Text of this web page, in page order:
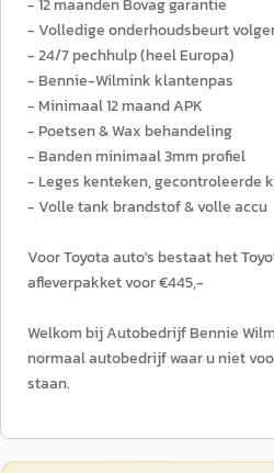
- 12 maanden Bovag garantie
- Volledige onderhoudsbeurt
- 24/7 pechhulp (heel Europa)
- Bennie-Wilmink klantenpas
- Minimaal 12 maand APK
- Poetsen & Wax behandeling
- Banden minimaal 3mm profiel
- Leges kenteken, gecontroleerde
- Volle tank brandstof & volle accu
Voor Toyota auto's bestaat het
afleverpakket voor €445,-
Welkom bij Autobedrijf Bennie
normaal autobedrijf waar u niet
staan.